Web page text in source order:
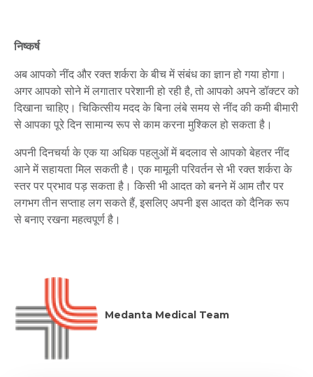
निष्कर्ष
अब आपको नींद और रक्त शर्करा के बीच में संबंध का ज्ञान हो गया होगा।
अगर आपको सोने में लगातार परेशानी हो रही है, तो आपको अपने डॉक्टर को
दिखाना चाहिए। चिकित्सीय मदद के बिना लंबे समय से नींद की कमी बीमारी
से आपका पूरे दिन सामान्य रूप से काम करना मुश्किल हो सकता है।
अपनी दिनचर्या के एक या अधिक पहलुओं में बदलाव से आपको बेहतर नींद
आने में सहायता मिल सकती है। एक मामूली परिवर्तन से भी रक्त शर्करा के
स्तर पर प्रभाव पड़ सकता है। किसी भी आदत को बनने में आम तौर पर
लगभग तीन सप्ताह लग सकते हैं, इसलिए अपनी इस आदत को दैनिक रूप
से बनाए रखना महत्वपूर्ण है।
Medanta Medical Team